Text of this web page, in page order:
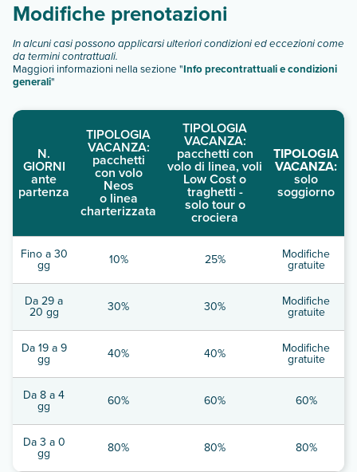
Modifiche prenotazioni
In alcuni casi possono applicarsi ulteriori condizioni ed eccezioni come
da termini contrattuali.
Maggiori informazioni nella sezione "Info precontrattuali e condizioni
generali"
N.
GIORNI
ante
partenza
TIPOLOGIA
VACANZA:
pacchetti
con volo
Neos
o linea
charterizzata
TIPOLOGIA
VACANZA:
pacchetti con
volo di linea, voli
Low Cost o
traghetti -
solo tour o
crociera
TIPOLOGIA
VACANZA:
solo
soggiorno
Fino a 30
gg 10% 25% Modifiche
gratuite
Da 29 a
20 gg 30% 30% Modifiche
gratuite
Da 19 a 9
gg 40% 40% Modifiche
gratuite
Da 8 a 4
gg 60% 60% 60%
Da 3 a 0
gg 80% 80% 80%